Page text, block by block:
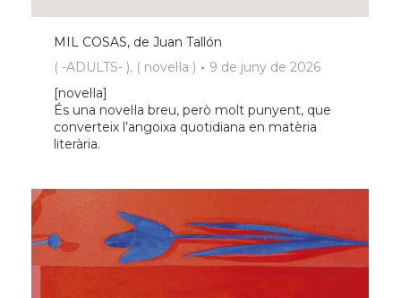
MIL COSAS, de Juan Tallón
( -ADULTS- ), ( novel·la )
9 de juny de 2026
[novel·la]
És una novel·la breu, però molt punyent, que
converteix l’angoixa quotidiana en matèria
literària.